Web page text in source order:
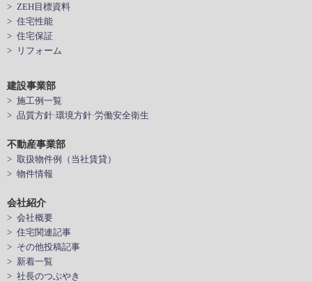
> ZEH目標資料
> 住宅性能
> 住宅保証
> リフォーム
建設事業部
> 施工例一覧
> 品質方針·環境方針·労働安全衛生
不動産事業部
> 取扱物件例（当社賃貸）
> 物件情報
会社紹介
> 会社概要
> 住宅関連記事
> その他投稿記事
> 新着一覧
> 社長のつぶやき